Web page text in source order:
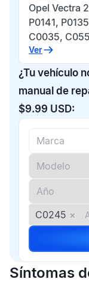
Opel Vectra
P0141,
C0035,
Ver
¿Tu vehículo
manual de
$9.99 USD:
C0245 ×
Síntomas